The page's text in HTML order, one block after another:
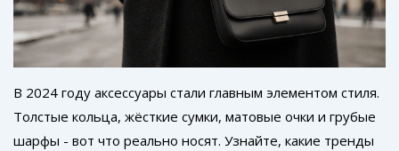
В 2024 году аксессуары стали главным элементом стиля.
Толстые кольца, жёсткие сумки, матовые очки и грубые
шарфы - вот что реально носят. Узнайте, какие тренды